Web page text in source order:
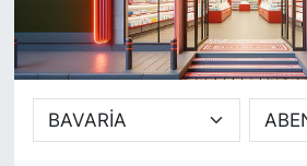
SİYASET
SAĞLIK